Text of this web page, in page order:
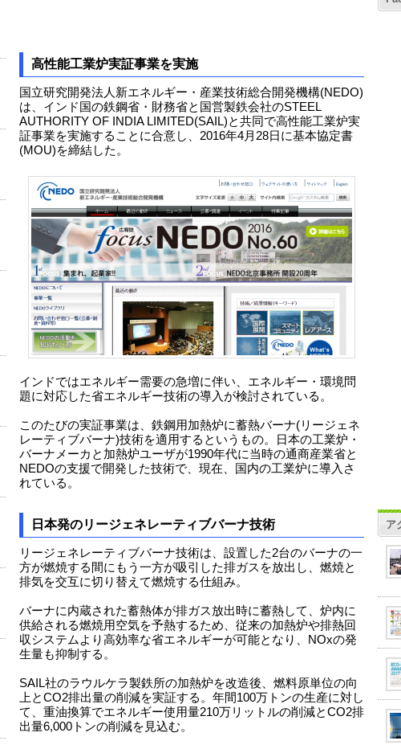
高性能工業炉実証事業を実施
国立研究開発法人新エネルギー・産業技術総合開発機構(NEDO)
は、インド国の鉄鋼省・財務省と国営製鉄会社のSTEEL
AUTHORITY OF INDIA LIMITED(SAIL)と共同で高性能工業炉実
証事業を実施することに合意し、2016年4月28日に基本協定書
(MOU)を締結した。
インドではエネルギー需要の急増に伴い、エネルギー・環境問
題に対応した省エネルギー技術の導入が検討されている。
このたびの実証事業は、鉄鋼用加熱炉に蓄熱バーナ(リージェネ
レーティブバーナ)技術を適用するというもの。日本の工業炉・
バーナメーカと加熱炉ユーザが1990年代に当時の通商産業省と
NEDOの支援で開発した技術で、現在、国内の工業炉に導入さ
れている。
日本発のリージェネレーティブバーナ技術
リージェネレーティブバーナ技術は、設置した2台のバーナの一
方が燃焼する間にもう一方が吸引した排ガスを放出し、燃焼と
排気を交互に切り替えて燃焼する仕組み。
バーナに内蔵された蓄熱体が排ガス放出時に蓄熱して、炉内に
供給される燃焼用空気を予熱するため、従来の加熱炉や排熱回
収システムより高効率な省エネルギーが可能となり、NOxの発
生量も抑制する。
SAIL社のラウルケラ製鉄所の加熱炉を改造後、燃料原単位の向
上とCO2排出量の削減を実証する。年間100万トンの生産に対し
て、重油換算でエネルギー使用量210万リットルの削減とCO2排
出量6,000トンの削減を見込む。
ア